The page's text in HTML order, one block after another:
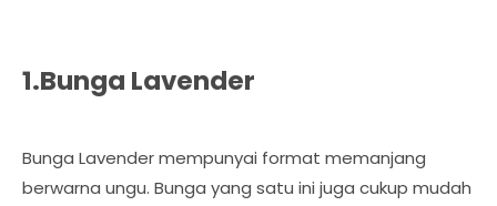
1.Bunga Lavender
Bunga Lavender mempunyai format memanjang
berwarna ungu. Bunga yang satu ini juga cukup mudah